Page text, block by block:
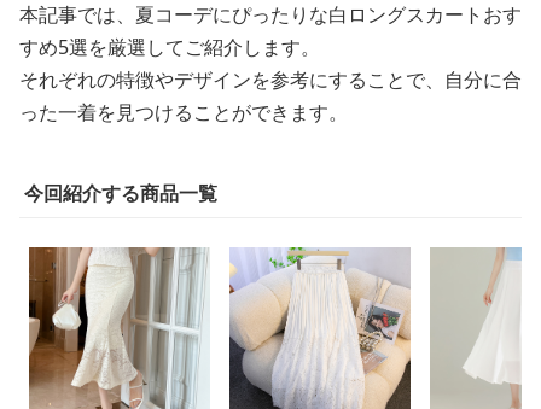
本記事では、夏コーデにぴったりな白ロングスカートおす
すめ5選を厳選してご紹介します。
それぞれの特徴やデザインを参考にすることで、自分に合
った一着を見つけることができます。
今回紹介する商品一覧